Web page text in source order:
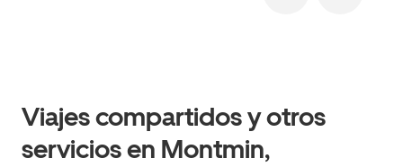
Viajes compartidos y otros
servicios en Montmin,